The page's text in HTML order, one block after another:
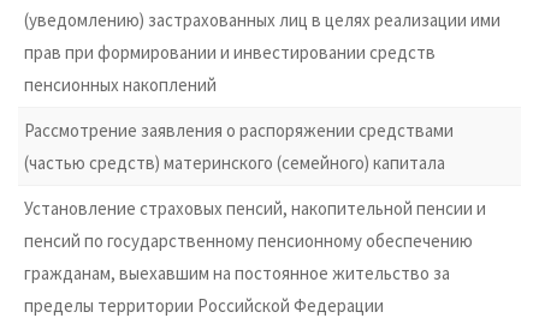
(уведомлению) застрахованных лиц в целях реализации ими
прав при формировании и инвестировании средств
пенсионных накоплений
Рассмотрение заявления о распоряжении средствами
(частью средств) материнского (семейного) капитала
Установление страховых пенсий, накопительной пенсии и
пенсий по государственному пенсионному обеспечению
гражданам, выехавшим на постоянное жительство за
пределы территории Российской Федерации